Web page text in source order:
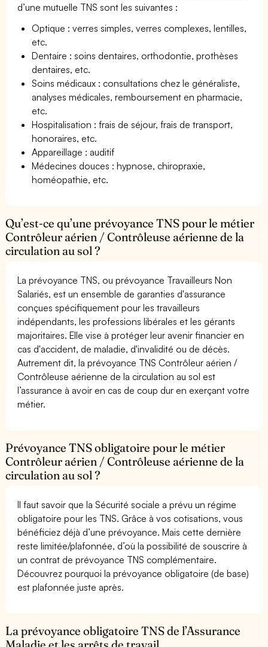
d’une mutuelle TNS sont les suivantes :
Optique : verres simples, verres complexes, lentilles,
etc.
Dentaire : soins dentaires, orthodontie, prothèses
dentaires, etc.
Soins médicaux : consultations chez le généraliste,
analyses médicales, remboursement en pharmacie,
etc.
Hospitalisation : frais de séjour, frais de transport,
honoraires, etc.
Appareillage : auditif
Médecines douces : hypnose, chiropraxie,
homéopathie, etc.
Qu’est-ce qu’une prévoyance TNS pour le métier
Contrôleur aérien / Contrôleuse aérienne de la
circulation au sol ?
La prévoyance TNS, ou prévoyance Travailleurs Non
Salariés, est un ensemble de garanties d'assurance
conçues spécifiquement pour les travailleurs
indépendants, les professions libérales et les gérants
majoritaires. Elle vise à protéger leur avenir financier en
cas d'accident, de maladie, d'invalidité ou de décès.
Autrement dit, la prévoyance TNS Contrôleur aérien /
Contrôleuse aérienne de la circulation au sol est
l’assurance à avoir en cas de coup dur en exerçant votre
métier.
Prévoyance TNS obligatoire pour le métier
Contrôleur aérien / Contrôleuse aérienne de la
circulation au sol ?
Il faut savoir que la Sécurité sociale a prévu un régime
obligatoire pour les TNS. Grâce à vos cotisations, vous
bénéficiez déjà d’une prévoyance. Mais cette dernière
reste limitée/plafonnée, d’où la possibilité de souscrire à
un contrat de prévoyance TNS complémentaire.
Découvrez pourquoi la prévoyance obligatoire (de base)
est plafonnée juste après.
La prévoyance obligatoire TNS de l’Assurance